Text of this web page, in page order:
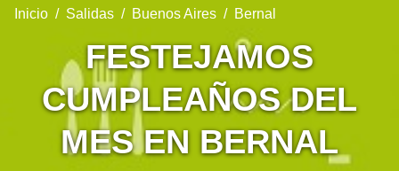
Inicio Salidas Buenos Aires Bernal
FESTEJAMOS
CUMPLEAÑOS DEL
MES EN BERNAL